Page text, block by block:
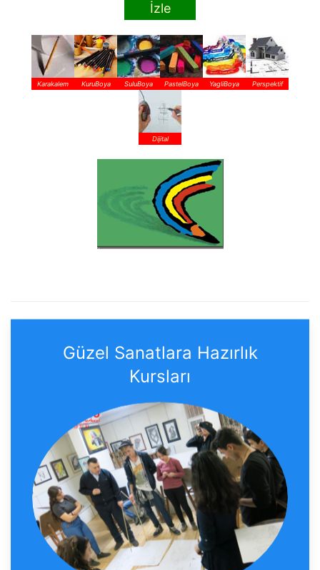
İzle
Karakalem KuruBoya SuluBoya PastelBoya YagliBoya Perspektif
Dijital
Güzel Sanatlara Hazırlık
Kursları